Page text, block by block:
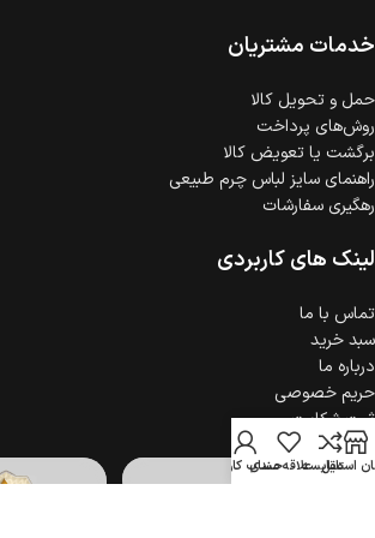
گارانتی معتبر برای تمامی محصولات ارائهخدمات مشتریان
حمل‌ و تحویل کالا
روش‌های پرداخت
برگشت یا تعویض کالا
راهنمای سایز لباس چرم طبیعی
رهگیری سفارشات
لینک های کاربردی
تماس با ما
سبد خرید
درباره ما
حریم خصوصی
ثبت شکایت
استایلمقایسهعلاقه مندی
حساب کاربری